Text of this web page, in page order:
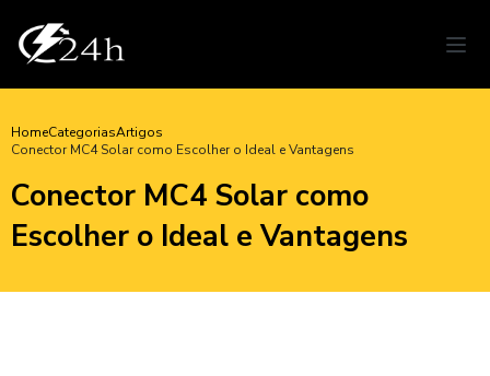
HomeCategoriasArtigos
Conector MC4 Solar como Escolher o Ideal e Vantagens
Conector MC4 Solar como
Escolher o Ideal e Vantagens